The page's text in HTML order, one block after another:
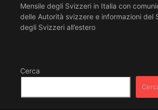
Mensile degli Svizzeri in Italia con
delle Autorità svizzere e informazioni del
degli Svizzeri all’estero
Cerca